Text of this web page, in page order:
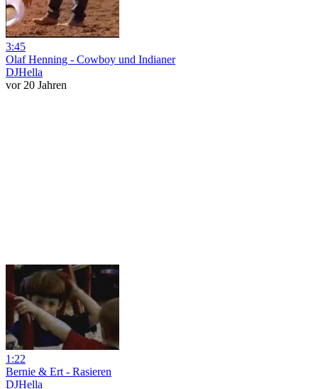
3:45
Olaf Henning - Cowboy und Indianer
DJHella
vor 20 Jahren
1:22
Bernie & Ert - Rasieren
DJHella